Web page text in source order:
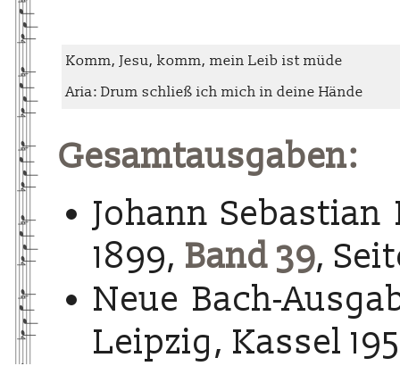
Komm, Jesu, komm, mein Leib ist müde
Aria: Drum schließ ich mich in deine Hände
Gesamtausgaben:
Johann Sebastian
1899, Band 39,
Neue Bach-
Leipzig, Kassel